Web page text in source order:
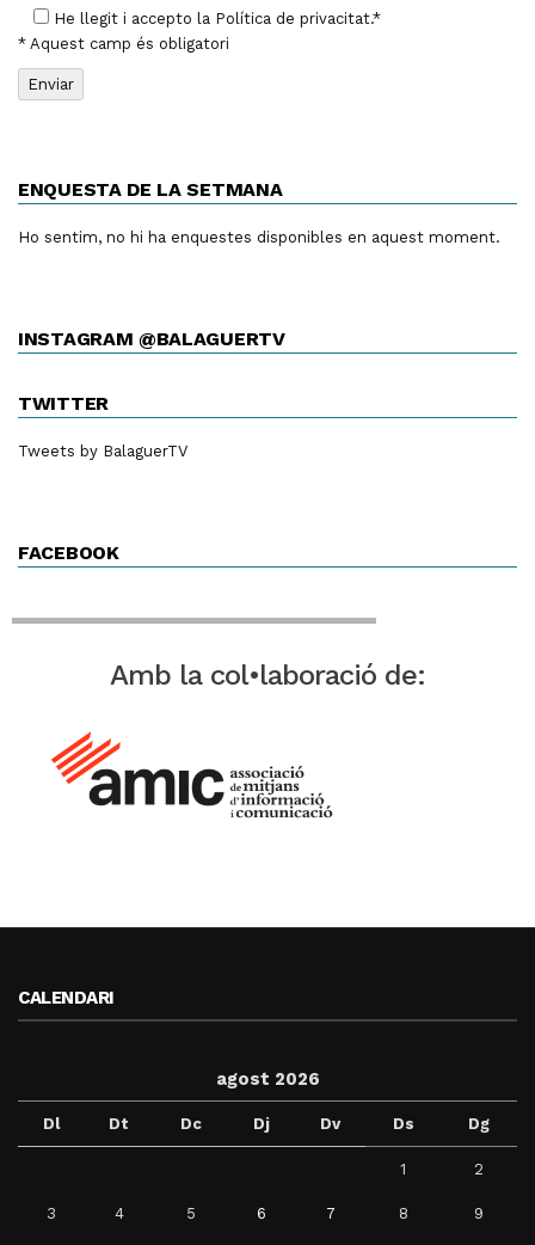
He llegit i accepto la Política de privacitat.*
* Aquest camp és obligatori
ENQUESTA DE LA SETMANA
Ho sentim, no hi ha enquestes disponibles en aquest moment.
INSTAGRAM @BALAGUERTV
TWITTER
Tweets by BalaguerTV
FACEBOOK
Amb la col•laboració de:
CALENDARI
agost 2026
Dl Dt Dc Dj Dv Ds Dg
1 2
3 4 5 6 7 8 9